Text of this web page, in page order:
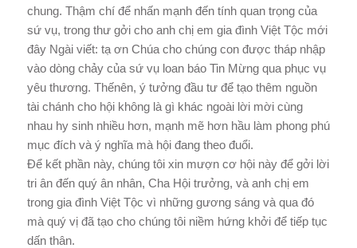
chung. Thậm chí để nhấn mạnh đến tính quan trọng của
sứ vụ, trong thư gởi cho anh chị em gia đình Việt Tộc mới
đây Ngài viết: tạ ơn Chúa cho chúng con được tháp nhập
vào dòng chảy của sứ vụ loan báo Tin Mừng qua phục vụ
yêu thương. Thếnên, ý tưởng đầu tư để tạo thêm nguồn
tài chánh cho hội không là gì khác ngoài lời mời cùng
nhau hy sinh nhiều hơn, mạnh mẽ hơn hầu làm phong phú
mục đích và ý nghĩa mà hội đang theo đuổi.
Để kết phần này, chúng tôi xin mượn cơ hội này để gởi lời
tri ân đến quý ân nhân, Cha Hội trưởng, và anh chị em
trong gia đình Việt Tộc vì những gương sáng và qua đó
mà quý vị đã tạo cho chúng tôi niềm hứng khởi để tiếp tục
dấn thân.